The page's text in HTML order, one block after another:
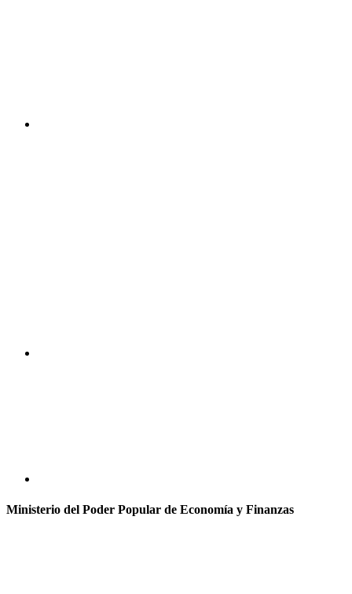
Ministerio del Poder Popular de Economía y Finanzas